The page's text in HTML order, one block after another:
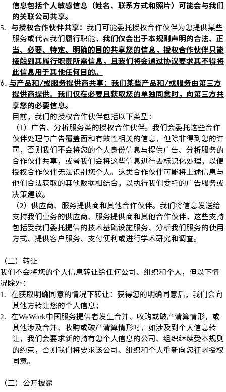
信息包括个人敏感信息（姓名、联系方式和照片）可能会与我们
的关联公司共享。
5. 与授权合作伙伴共享： 我们可能委托授权合作伙伴为您提供某些
服务或代表我们履行职能， 我们仅会出于本规则声明的合法、正
当、必要、特定、明确的目的共享您的信息，授权合作伙伴只能
接触到其履行职责所需信息，且我们将会通过协议要求其不得将
此信息用于其他任何目的。
6. 与产品和/或服务提供商共享：我们某些产品和/或服务由第三方
提供商提供。我们仅在必要且获取您的单独同意时，向第三方共
享您的必要信息。
目前，我们的授权合作伙伴包括以下类型：
（1）广告、分析服务类的授权合作伙伴。我们会委托这些合作
伙伴处理与广告覆盖面和有效性相关的信息，但除非得到您的许
可，否则我们不会将您的个人身份信息与提供广告、分析服务的
合作伙伴共享，或者我们会将这些信息进行去标识化处理，以便
授权合作伙伴无法识别您个人。这类合作伙伴可能将上述信息与
他们合法获取的其他数据相结合，以执行我们委托的广告服务或
决策建议。
（2）供应商、服务提供商和其他合作伙伴。我们将信息发送给
支持我们业务的供应商、服务提供商和其他合作伙伴，这些支持
包括受我们委托提供的技术基础设施服务、分析我们服务的使用
方式、提供客户服务、支付便利或进行学术研究和调查。
（二）转让
我们不会将您的个人信息转让给任何公司、组织和个人，但以下情
况除外：
1.
在获取明确同意的情况下转让：获得您的明确同意后，我们会向
其他方转让您的个人信息；
2. 在WeWork中国服务提供者发生合并、收购或破产清算情形，或
其他涉及合并、收购或破产清算情形时，如涉及到个人信息转
让，我们会要求新的持有您个人信息的公司、组织继续受本规则
的约束，否则我们将要求该公司、组织和个人重新向您征求授权
同意。
（三）公开披露